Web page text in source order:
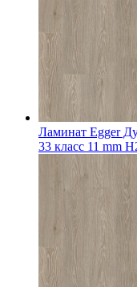
Ламинат Egger
33 класс 11 mm